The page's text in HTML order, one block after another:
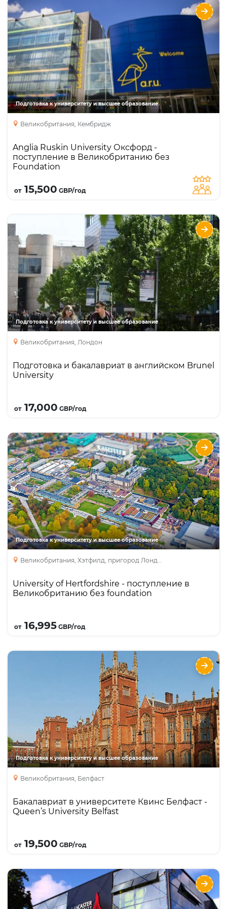
Подготовка к университету и высшее образование
Великобритания, Кембридж
Anglia Ruskin University Оксфорд -
поступление в Великобританию без
Foundation
от15,500 GBP/год
Anglia Ruskin University Оксфорд -
поступление в Великобританию без
Foundation
Курсы
Языки
Направления
Бакалавриат
Подготовка к университету и высшее образование
Великобритания, Лондон
Подготовка и бакалавриат в английском Brunel
University
от17,000 GBP/год
Подготовка и бакалавриат в английском
Brunel University
Курсы
Языки
Направления
Foundation
Бакалавриат
Подготовка к университету и высшее образование
Великобритания, Хэтфилд, пригород Лондона
University of Hertfordshire - поступление в
Великобританию без foundation
от16,995 GBP/год
University of Hertfordshire - поступление в
Великобританию без foundation
Курсы
Языки
Направления
Foundation
Бакалавриат
Подготовка к университету и высшее образование
Великобритания, Белфаст
Бакалавриат в университете Квинс Белфаст -
Queen’s University Belfast
от19,500 GBP/год
Бакалавриат в университете Квинс Белфаст
- Queen’s University Belfast
Курсы
Языки
Направления
Foundation
Бакалавриат
Year one
Бакалавриат и Foundation в Lancaster
University